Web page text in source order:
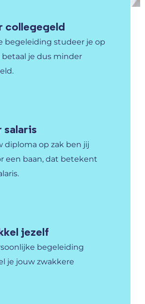
collegegeld
begeleiding studeer je op
betaal je dus minder
salaris
diploma op zak ben jij
een baan, dat betekent
jezelf
begeleiding
je jouw zwakkere